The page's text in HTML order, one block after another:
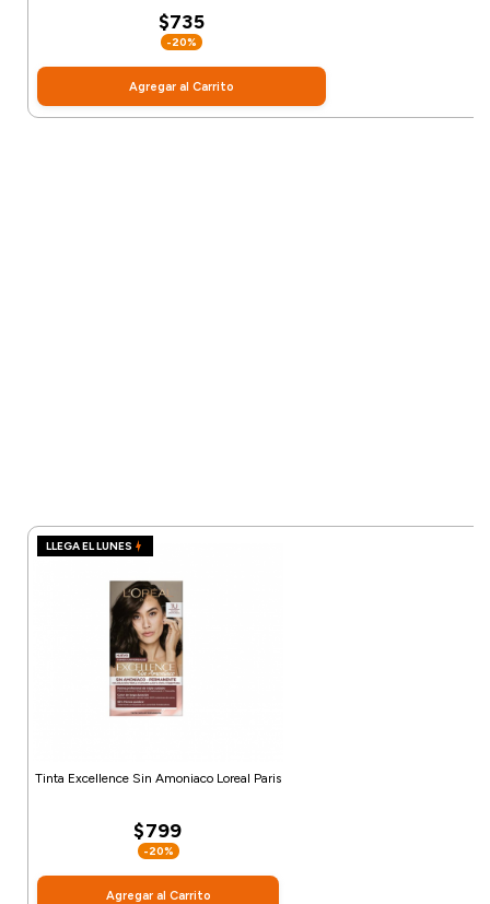
$735
-20%
Agregar al Carrito
LLEGA EL LUNES
Tinta Excellence Sin Amoniaco Loreal Paris
$799
-20%
Agregar al Carrito